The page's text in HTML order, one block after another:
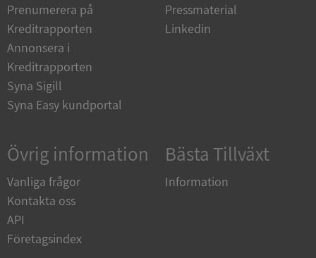
Prenumerera på
Kreditrapporten
Annonsera i
Kreditrapporten
Syna Sigill
Syna Easy kundportal
Pressmaterial
Linkedin
Övrig information
Vanliga frågor
Kontakta oss
API
Företagsindex
Bästa Tillväxt
Information
ASP.NET_SessionId
Microsoft
Corporation
en.syna.se